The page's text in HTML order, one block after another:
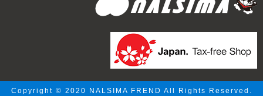
Copyright © 2020 NALSIMA FREND All Rights Reserved.